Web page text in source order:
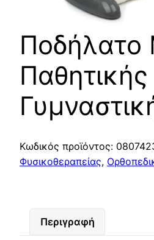
Ποδήλατο
Παθητικής
Κωδικός προϊόντος:
Φυσικοθεραπείας,
Περιγραφή